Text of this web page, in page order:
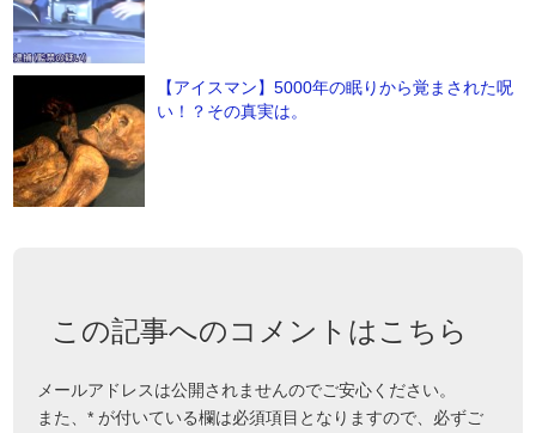
【アイスマン】5000年の眠りから覚まされた呪
い！？その真実は。
この記事へのコメントはこちら
メールアドレスは公開されませんのでご安心ください。
また、* が付いている欄は必須項目となりますので、必ずご